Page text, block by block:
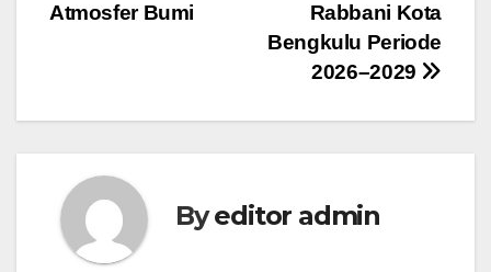
Rabbani Kota
Bengkulu Periode
2026–2029
Atmosfer Bumi
Byeditor admin